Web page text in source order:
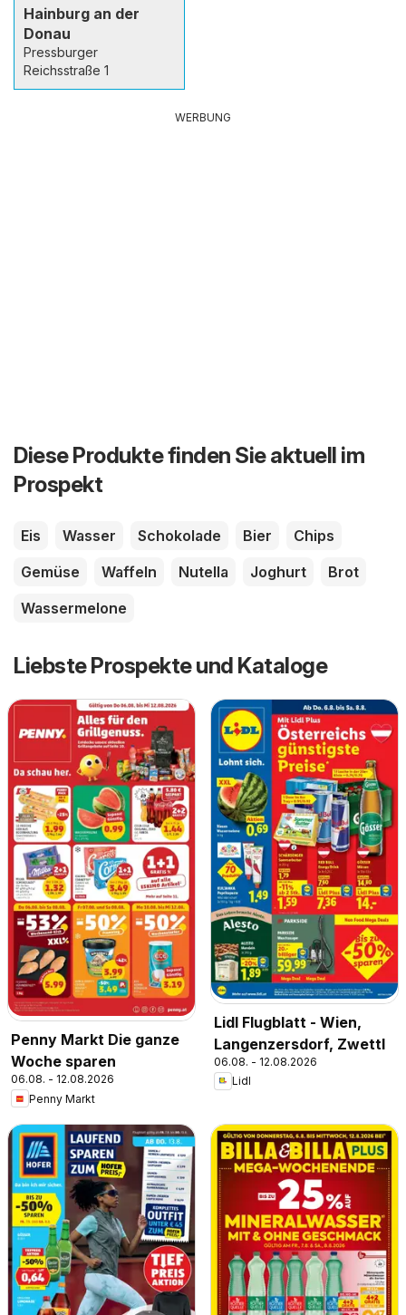
Hainburg an der
Donau
Pressburger
Reichsstraße 1
WERBUNG
Diese Produkte finden Sie aktuell im
Prospekt
Eis Wasser Schokolade Bier
Chips
Gemüse
Waffeln Nutella Joghurt
Brot
Wassermelone
Liebste Prospekte und Kataloge
Penny Markt Die ganze
Woche sparen
06.08. - 12.08.2026
Penny Markt
Lidl Flugblatt - Wien,
Langenzersdorf, Zwettl
06.08. - 12.08.2026
Lidl